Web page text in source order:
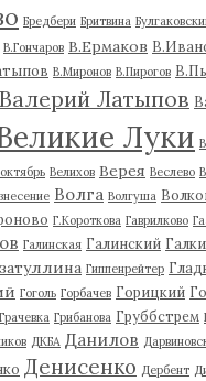
Бредбери Бритвина
В.Гончаров В.Ермаков
В.Миронов В.Пирогов
Валерий Латыпов
Луки
Велихов Верея Веслево
Волга Волгуша
Г.Короткова Гаврилково
Галинская Галинский
Гиппенрейтер
Гоголь Горбачев Горицкий
Грачевка Грибанова Груббстрем
ДКБА Данилов
Денисенко Дербент